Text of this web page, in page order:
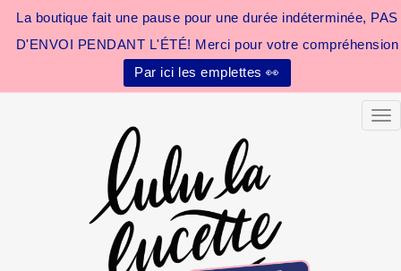
La boutique fait une pause pour une durée indéterminée, PAS
D'ENVOI PENDANT L'ÉTÉ! Merci pour votre compréhension
Par ici les emplettes 👀